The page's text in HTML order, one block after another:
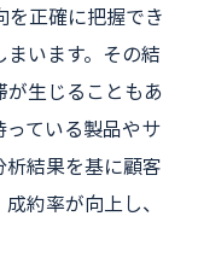
正確に把握でき
います。その結
生じることもあ
ている製品やサ
結果を基に顧客
約率が向上し、